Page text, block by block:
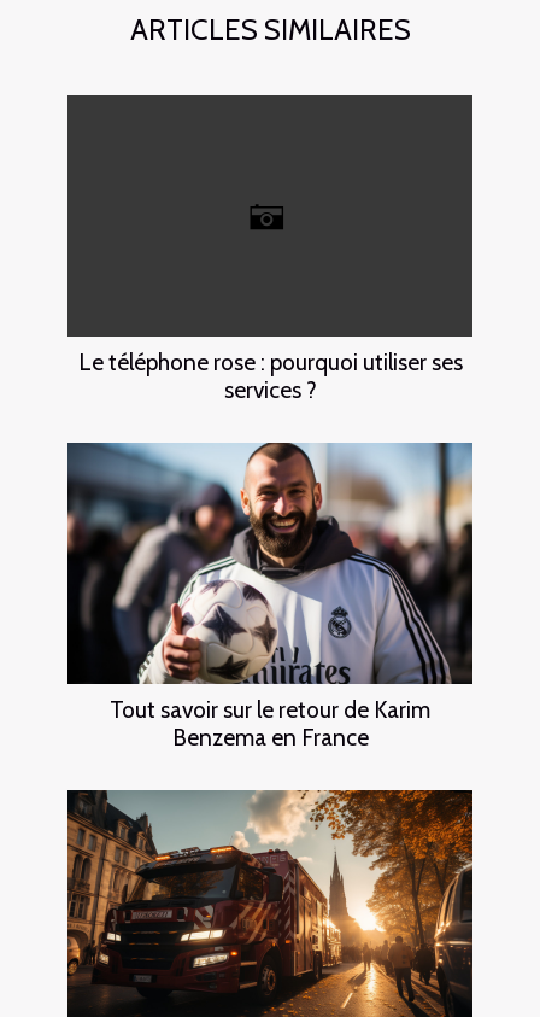
ARTICLES SIMILAIRES
Le téléphone rose : pourquoi utiliser ses
services ?
Tout savoir sur le retour de Karim
Benzema en France